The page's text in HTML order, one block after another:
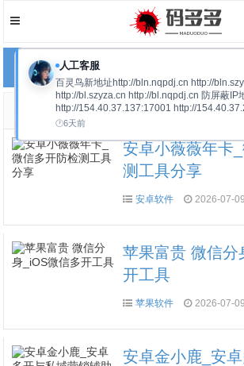
网站导航
微信多开
安卓小薇薇年卡
测工具分享
安卓软件 2026-07-09
苹果富贵 微信分
开工具
苹果软件 2026-07-09
安卓金小鹿_安
人工客服
百灵鸟新地址http://bln.nqpdj.cn http://
http://bl.szyza.cn http://bl.nqpdj.cn 防屏蔽IP
http://154.40.37.137:17001 http://
6天前